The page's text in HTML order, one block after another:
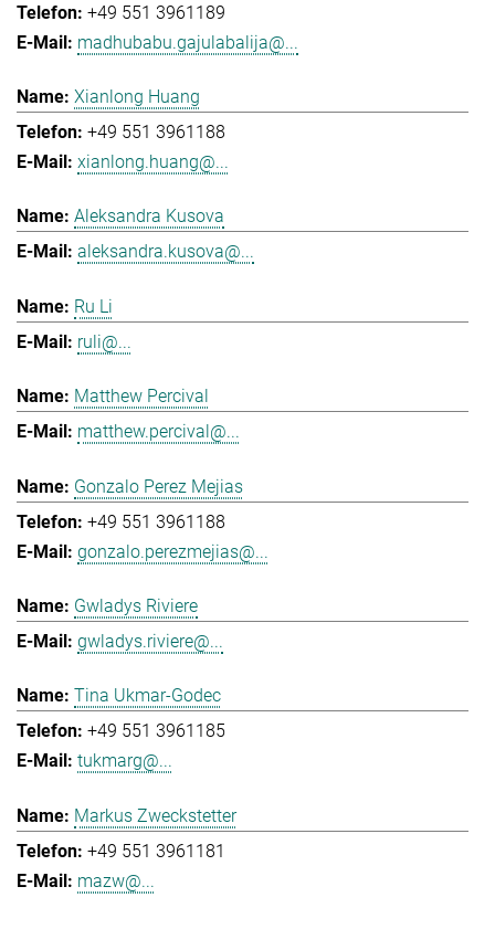
+49 551 3961189
madhubabu.gajulabalija@...
Xianlong Huang
+49 551 3961188
xianlong.huang@...
Aleksandra Kusova
aleksandra.kusova@...
Ru Li
ruli@...
Matthew Percival
matthew.percival@...
Gonzalo Perez Mejias
+49 551 3961188
gonzalo.perezmejias@...
Gwladys Riviere
gwladys.riviere@...
Tina Ukmar-Godec
+49 551 3961185
tukmarg@...
Markus Zweckstetter
+49 551 3961181
mazw@...